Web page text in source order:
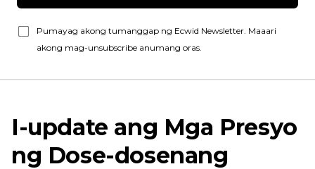
Pumayag akong tumanggap ng Ecwid Newsletter. Maaari
akong mag-unsubscribe anumang oras.
I-update ang Mga Presyo
ng Dose-dosenang